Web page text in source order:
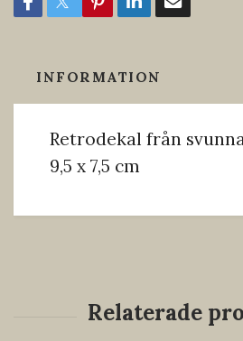
INFORMATION
Retrodekal från
9,5 x 7,5 cm